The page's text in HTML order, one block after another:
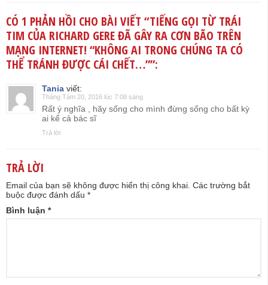
CÓ 1 PHẢN HỒI CHO BÀI VIẾT “TIẾNG GỌI TỪ TRÁI
TIM CỦA RICHARD GERE ĐÃ GÂY RA CƠN BÃO TRÊN
MẠNG INTERNET! “KHÔNG AI TRONG CHÚNG TA CÓ
THỂ TRÁNH ĐƯỢC CÁI CHẾT…””:
Tania viết:
Tháng Tám 20, 2016 lúc 7:08 sáng
Rất ý nghĩa , hãy sống cho mình đừng sống cho bất kỳ
ai kể cả bác sĩ
Trả lời
TRẢ LỜI
Email của bạn sẽ không được hiển thị công khai. Các trường bắt
buộc được đánh dấu *
Bình luận *